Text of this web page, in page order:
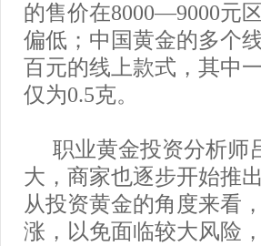
的售价在8000—9000元
偏低；中国黄金的多个
百元的线上款式，其中
仅为0.5克。
职业黄金投资分析师
大，商家也逐步开始推
从投资黄金的角度来看
涨，以免面临较大风险